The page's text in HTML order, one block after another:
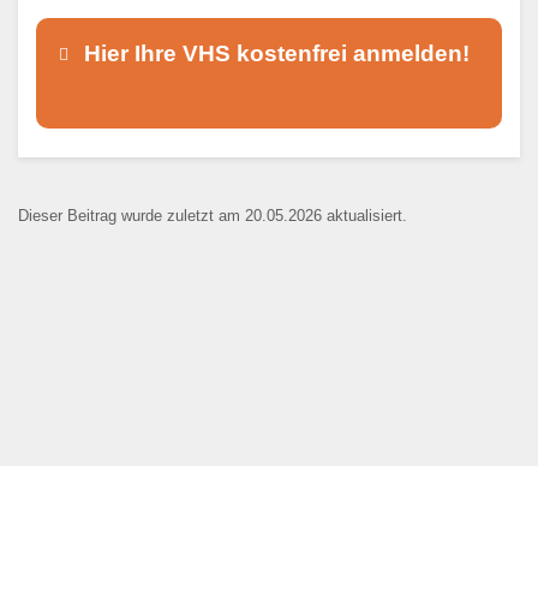
Hier Ihre VHS kostenfrei anmelden!
Kontaktaufnahme und ist nicht
Dieser Beitrag wurde zuletzt am 20.05.2026 aktualisiert.